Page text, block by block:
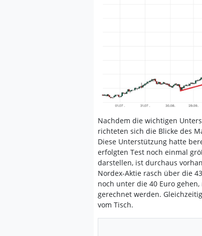
Nachdem die wichtigen
richteten sich die Blicke des
Diese Unterstützung hatte
erfolgten Test noch einmal
darstellen, ist durchaus
Nordex-Aktie rasch über die
noch unter die 40 Euro
gerechnet werden.
vom Tisch.